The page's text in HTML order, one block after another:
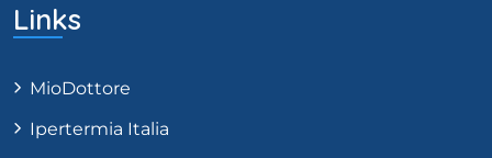
Links
MioDottore
Ipertermia Italia